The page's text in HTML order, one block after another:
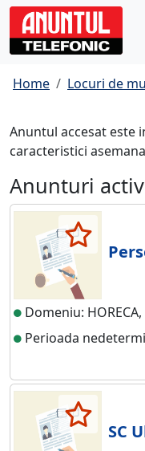
Home Locuri de
Anuntul accesat este
caracteristici
Anunturi
Domeniu:
Perioada
SC